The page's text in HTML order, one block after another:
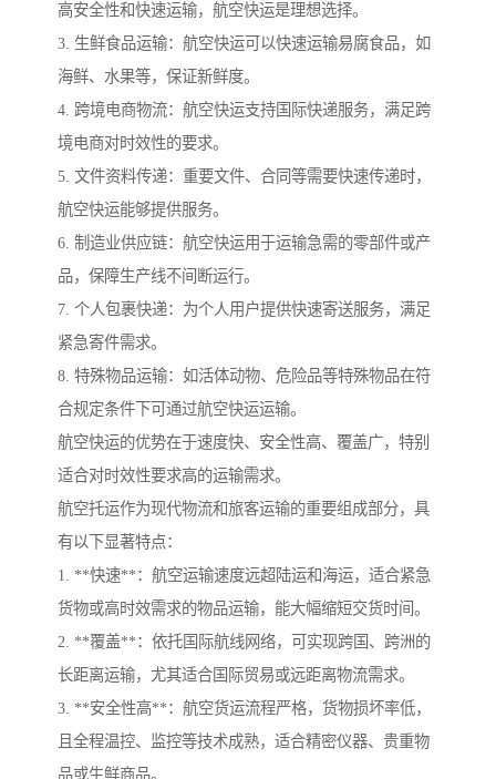
高安全性和快速运输，航空快运是理想选择。
3. 生鲜食品运输：航空快运可以快速运输易腐食品，如
海鲜、水果等，保证新鲜度。
4. 跨境电商物流：航空快运支持国际快递服务，满足跨
境电商对时效性的要求。
5. 文件资料传递：重要文件、合同等需要快速传递时，
航空快运能够提供服务。
6. 制造业供应链：航空快运用于运输急需的零部件或产
品，保障生产线不间断运行。
7. 个人包裹快递：为个人用户提供快速寄送服务，满足
紧急寄件需求。
8. 特殊物品运输：如活体动物、危险品等特殊物品在符
合规定条件下可通过航空快运运输。
航空快运的优势在于速度快、安全性高、覆盖广，特别
适合对时效性要求高的运输需求。
航空托运作为现代物流和旅客运输的重要组成部分，具
有以下显著特点：
1. **快速**：航空运输速度远超陆运和海运，适合紧急
货物或高时效需求的物品运输，能大幅缩短交货时间。
2. **覆盖**：依托国际航线网络，可实现跨国、跨洲的
长距离运输，尤其适合国际贸易或远距离物流需求。
3. **安全性高**：航空货运流程严格，货物损坏率低，
且全程温控、监控等技术成熟，适合精密仪器、贵重物
品或生鲜商品。